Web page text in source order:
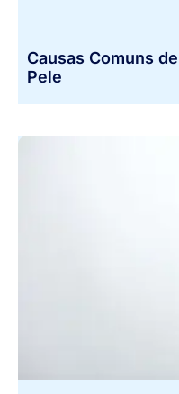
Causas Comuns
Pele